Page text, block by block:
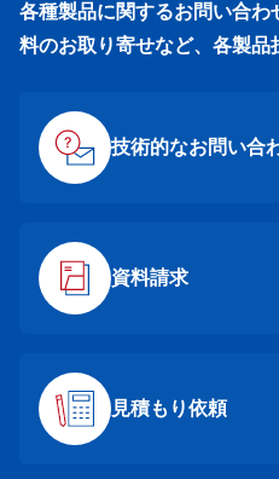
各種製品に関するお問い合
料のお取り寄せなど、各製品
技術的なお問い合
資料請求
見積もり依頼